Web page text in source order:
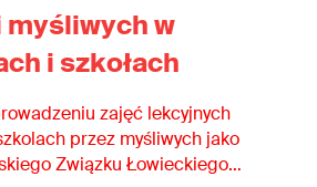
w
i szkołach
zajęć lekcyjnych
przez myśliwych jako
Związku Łowieckiego